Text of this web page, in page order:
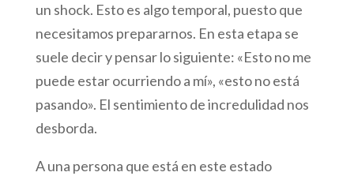
un shock. Esto es algo temporal, puesto que
necesitamos prepararnos. En esta etapa se
suele decir y pensar lo siguiente: «Esto no me
puede estar ocurriendo a mí», «esto no está
pasando». El sentimiento de incredulidad nos
desborda.
A una persona que está en este estado